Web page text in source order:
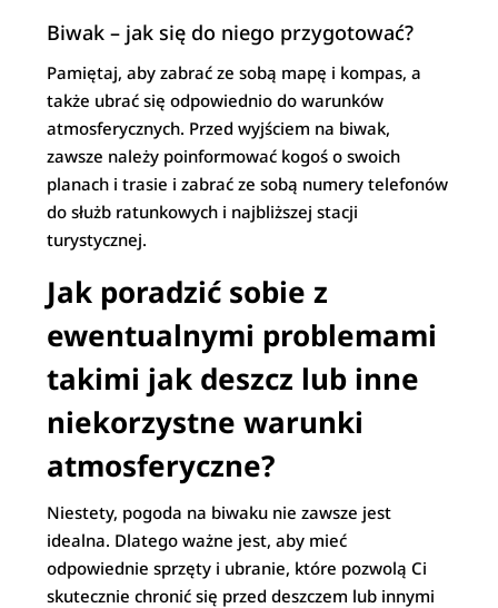
Biwak – jak się do niego przygotować?
Pamiętaj, aby zabrać ze sobą mapę i kompas, a
także ubrać się odpowiednio do warunków
atmosferycznych. Przed wyjściem na biwak,
zawsze należy poinformować kogoś o swoich
planach i trasie i zabrać ze sobą numery telefonów
do służb ratunkowych i najbliższej stacji
turystycznej.
Jak poradzić sobie z
ewentualnymi problemami
takimi jak deszcz lub inne
niekorzystne warunki
atmosferyczne?
Niestety, pogoda na biwaku nie zawsze jest
idealna. Dlatego ważne jest, aby mieć
odpowiednie sprzęty i ubranie, które pozwolą Ci
skutecznie chronić się przed deszczem lub innymi